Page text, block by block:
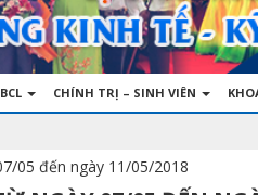
CHÍNH TRỊ – SINH VIÊN
05 đến ngày 11/05/2018